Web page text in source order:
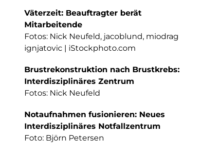
Väterzeit: Beauftragter berät
Mitarbeitende
Fotos: Nick Neufeld, jacoblund, miodrag
ignjatovic | iStockphoto.com
Brustrekonstruktion nach Brustkrebs:
Interdisziplinäres Zentrum
Fotos: Nick Neufeld
Notaufnahmen fusionieren: Neues
Interdisziplinäres Notfallzentrum
Foto: Björn Petersen